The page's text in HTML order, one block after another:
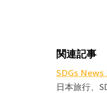
関連記事
SDGs News
日本旅行、